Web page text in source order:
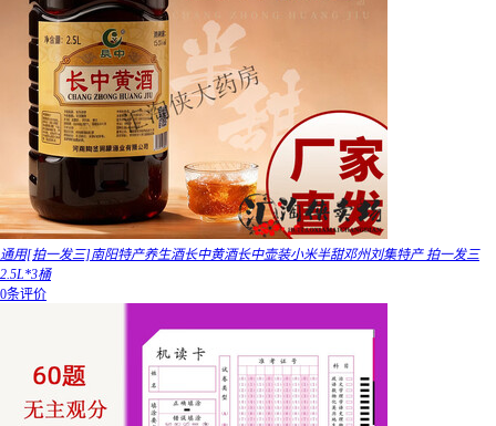
通用[拍一发三]南阳特产养生酒长中黄酒长中壶装小米半甜邓州刘集特产 拍一发三
2.5L*3桶
0条评价